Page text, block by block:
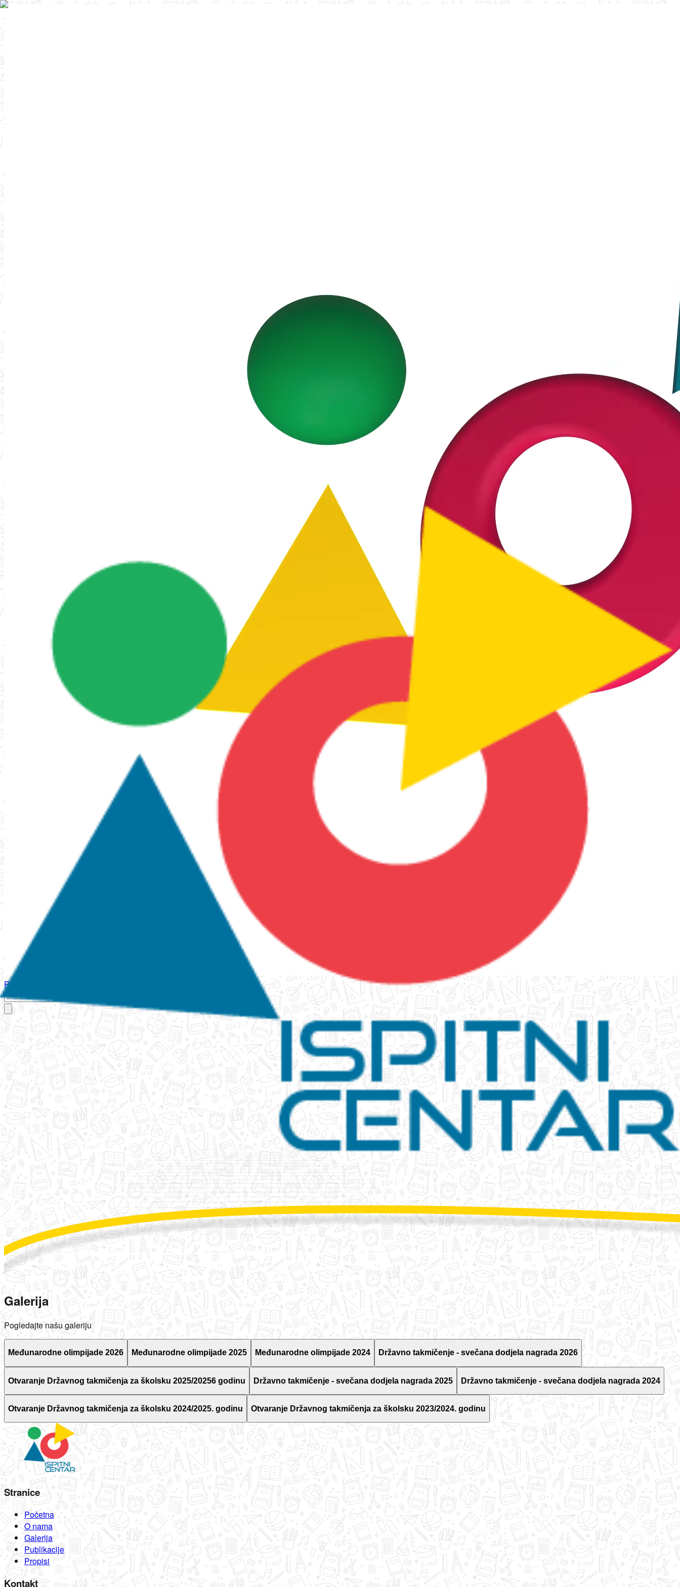
Početna
Galerija
Pogledajte našu galeriju
Međunarodne olimpijade 2026 Međunarodne olimpijade 2025 Međunarodne olimpijade 2024 Državno takmičenje - svečana dodjela nagrada 2026
Otvaranje Državnog takmičenja za školsku 2025/20256 godinu Državno takmičenje - svečana dodjela nagrada 2025 Državno takmičenje - svečana dodjela nagrada 2024
Otvaranje Državnog takmičenja za školsku 2024/2025. godinu Otvaranje Državnog takmičenja za školsku 2023/2024. godinu
Stranice
Početna
O nama
Galerija
Publikacije
Propisi
Kontakt